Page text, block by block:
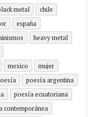
metal
chile
españa
heavy metal
mexico
mujer
poesía argentina
poesía ecuatoriana
contemporánea